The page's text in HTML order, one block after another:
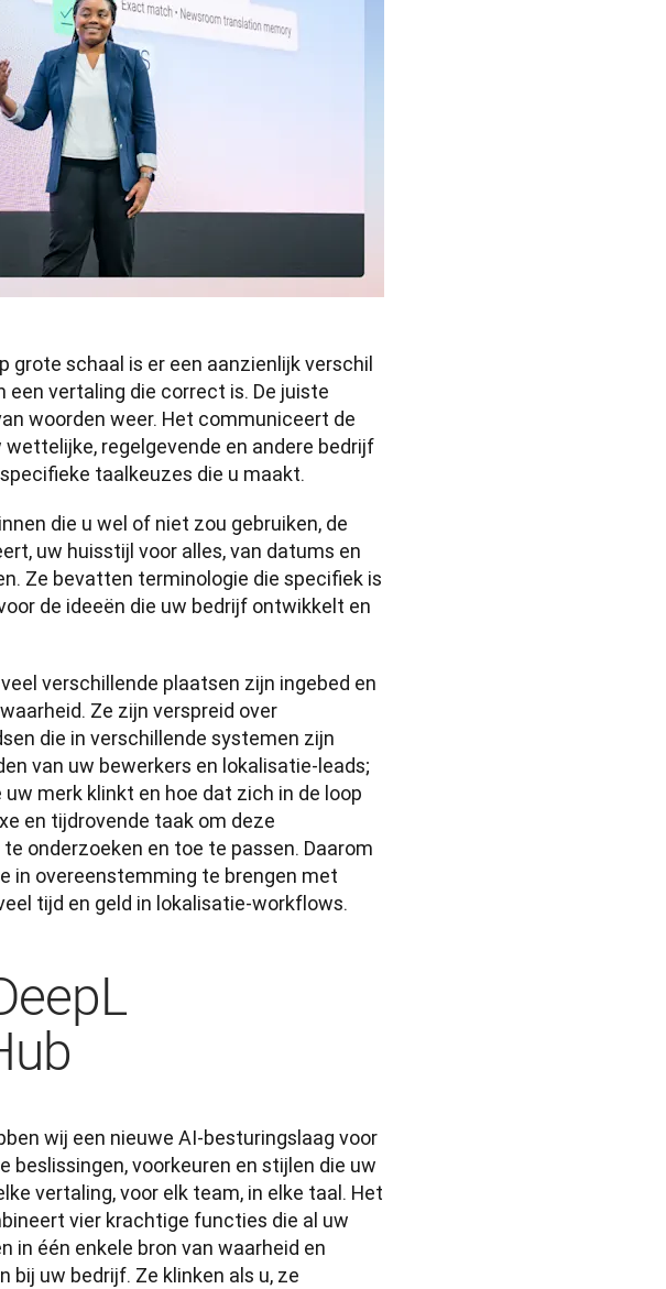
schaal is er een aanzienlijk verschil
vertaling die correct is. De juiste
woorden weer. Het communiceert de
regelgevende en andere bedrijf
taalkeuzes die u maakt.
die u wel of niet zou gebruiken, de
uw huisstijl voor alles, van datums en
Ze bevatten terminologie die specifiek is
de ideeën die uw bedrijf ontwikkelt en
verschillende plaatsen zijn ingebed en
Ze zijn verspreid over
die in verschillende systemen zijn
van uw bewerkers en lokalisatie-leads;
merk klinkt en hoe dat zich in de loop
en tijdrovende taak om deze
onderzoeken en toe te passen. Daarom
in overeenstemming te brengen met
tijd en geld in lokalisatie-workflows.
wij een nieuwe AI-besturingslaag voor
voorkeuren en stijlen die uw
vertaling, voor elk team, in elke taal. Het
vier krachtige functies die al uw
in één enkele bron van waarheid en
uw bedrijf. Ze klinken als u, ze